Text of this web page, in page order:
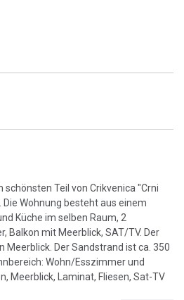
Teil von Crikvenica "Crni
Die Wohnung besteht aus einem
Küche im selben Raum, 2
Balkon mit Meerblick, SAT/TV. Der
Meerblick. Der Sandstrand ist ca. 350
Wohn/Esszimmer und
Meerblick, Laminat, Fliesen, Sat-TV